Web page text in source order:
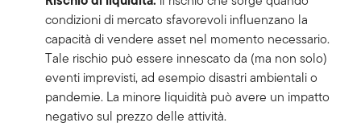
condizioni di mercato sfavorevoli influenzano la
capacità di vendere asset nel momento necessario.
Tale rischio può essere innescato da (ma non solo)
eventi imprevisti, ad esempio disastri ambientali o
pandemie. La minore liquidità può avere un impatto
negativo sul prezzo delle attività.